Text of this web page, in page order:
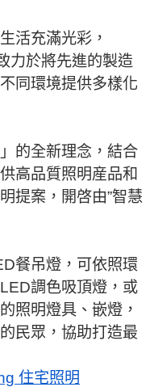
活充滿光彩，
力於將先進的製造
同環境提供多樣化
的全新理念，結合
高品質照明産品和
提案，開啓由”智慧
餐吊燈，可依照環
調色吸頂燈，或
照明燈具、嵌燈，
民眾，協助打造最
住宅照明